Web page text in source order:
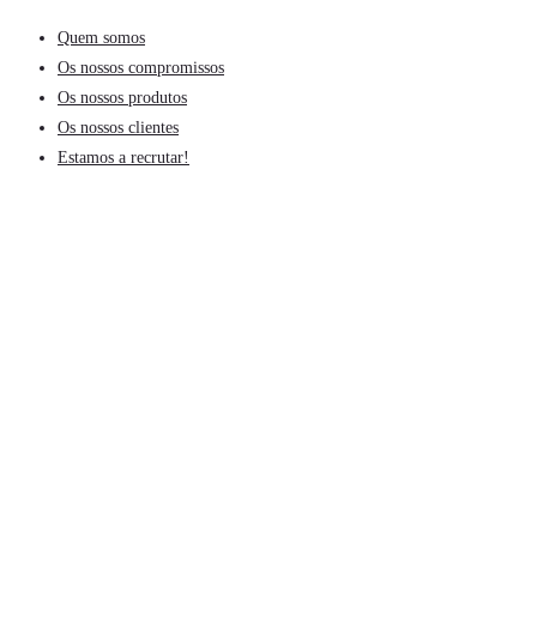
Quem somos
Os nossos compromissos
Os nossos produtos
Os nossos clientes
Estamos a recrutar!